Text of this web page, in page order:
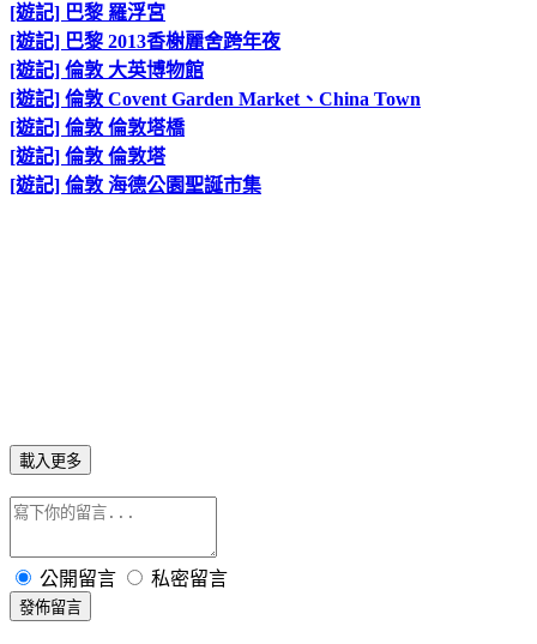
[遊記] 巴黎 羅浮宮
[遊記] 巴黎 2013香榭麗舍跨年夜
[遊記] 倫敦 大英博物館
[遊記] 倫敦 Covent Garden Market、China Town
[遊記] 倫敦 倫敦塔橋
[遊記] 倫敦 倫敦塔
[遊記] 倫敦 海德公園聖誕市集
載入更多
公開留言 私密留言
發佈留言